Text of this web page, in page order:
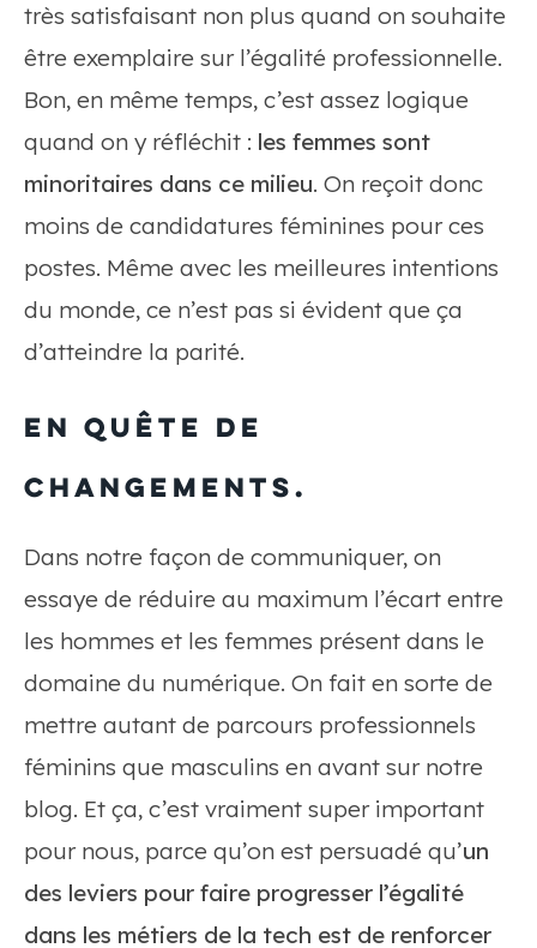
très satisfaisant non plus quand on souhaite
être exemplaire sur l’égalité professionnelle.
Bon, en même temps, c’est assez logique
quand on y réfléchit : les femmes sont
minoritaires dans ce milieu. On reçoit donc
moins de candidatures féminines pour ces
postes. Même avec les meilleures intentions
du monde, ce n’est pas si évident que ça
d’atteindre la parité.
En quête de
changements.
Dans notre façon de communiquer, on
essaye de réduire au maximum l’écart entre
les hommes et les femmes présent dans le
domaine du numérique. On fait en sorte de
mettre autant de parcours professionnels
féminins que masculins en avant sur notre
blog. Et ça, c’est vraiment super important
pour nous, parce qu’on est persuadé qu’un
des leviers pour faire progresser l’égalité
dans les métiers de la tech est de renforcer